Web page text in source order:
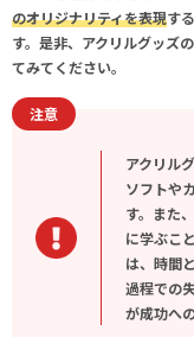
のオリジナリティを表現す
す。是非、アクリルグッズ
てみてください。
注意
アクリル
ソフトや
す。また
に学ぶこ
は、時間
過程での
が成功へ